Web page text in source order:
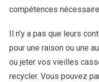
compétences
Il n’y a pas que leurs
pour une raison ou une
ou jeter vos vieilles
recycler. Vous pouvez